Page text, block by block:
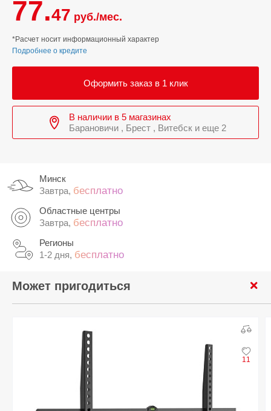
77.47 руб./мес.
*Расчет носит информационный характер
Подробнее о кредите
Оформить заказ в 1 клик
В наличии в 5 магазинах
Барановичи , Брест , Витебск и еще 2
Минск
Завтра, бесплатно
Областные центры
Завтра, бесплатно
Регионы
1-2 дня, бесплатно
Может пригодиться
11